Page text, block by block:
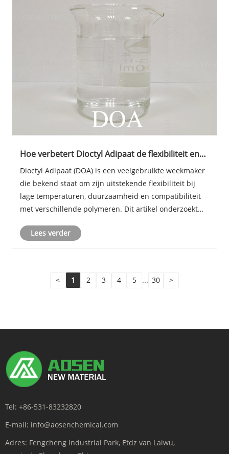
Hoe verbetert Dioctyl Adipaat de flexibiliteit en
Dioctyl Adipaat (DOA) is een veelgebruikte weekmaker
die bekend staat om zijn uitstekende flexibiliteit bij
lage temperaturen, duurzaamheid en compatibiliteit
met verschillende polymeren. Dit artikel onderzoekt
sectoren verbetert, pakt algemene problemen......
Lees verder
< 1 2 3 4 5 ... 30 >
Tel: +86-531-83232820
E-mail: info@aosenchemical.com
Adres: Fengcheng Industrial Park, Etdz van Laiwu,